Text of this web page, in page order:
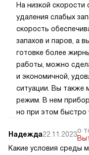
На низкой
удаления слабых
скорость
запахов и паров, а
готовке более
работы, можно
и экономичной,
ситуации. Вы также
режим. В нем
но при этом быстро
Надежда22.11.2023о
Какие условия среды